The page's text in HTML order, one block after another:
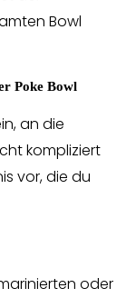
Bowl
Poke Bowl
an die
kompliziert
vor, die du
oder